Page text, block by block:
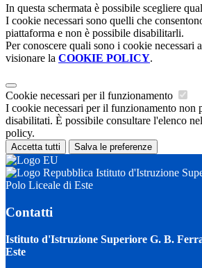
In questa schermata è possibile scegliere
I cookie necessari sono quelli che
piattaforma e non è possibile disabilitarli.
Per conoscere quali sono i cookie necessari
visionare la COOKIE POLICY.
Cookie necessari per il funzionamento
I cookie necessari per il funzionamento non
disabilitati. È possibile consultare l'elenco
policy.
Accetta tutti Salva le preferenze
Istituto d'Istruzione
Polo Liceale di Este
Contatti
Istituto d'Istruzione Superiore G. B.
Este